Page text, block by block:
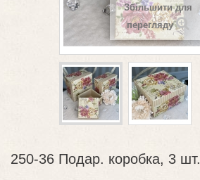
Збільшити для
перегляду
250-36 Подар. коробка, 3 шт.